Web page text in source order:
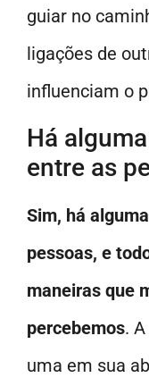
guiar no
ligações de
influenciam o
Há
entre as
Sim, há
pessoas, e
maneiras que
percebemos.
uma em sua